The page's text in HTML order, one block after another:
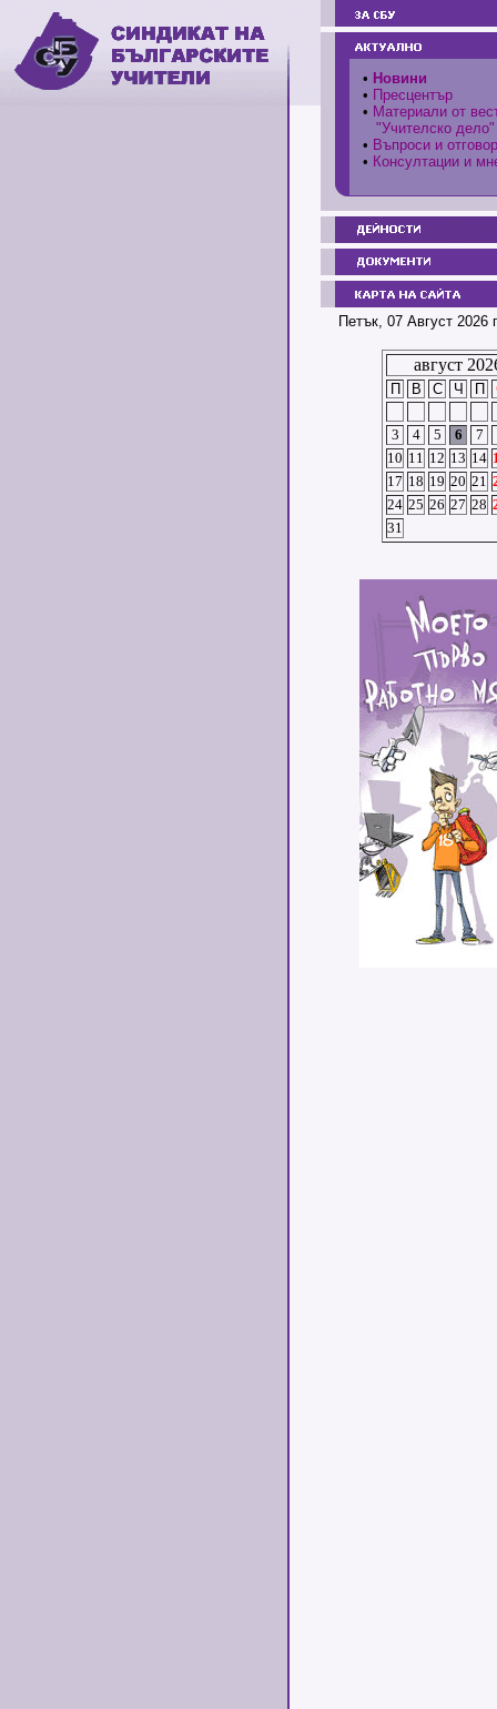
• Новини
• Пресцентър
• Материали от
"Учителско дело"
• Въпроси и
• Консултации и
Петък, 07 Август 2026
август
П В С Ч П
3
4 5 6 7
10 11 12 13 14
17 18 19 20 21
24 25 26 27 28
31